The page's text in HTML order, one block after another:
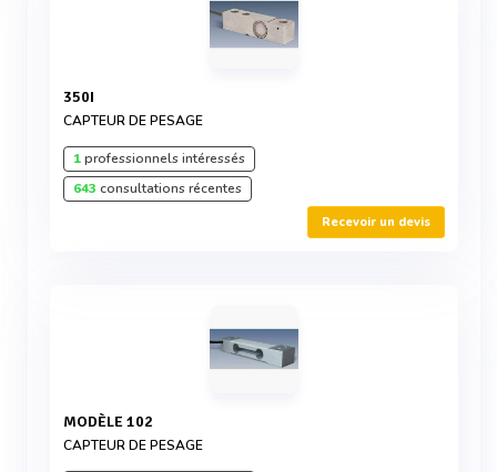
350I
CAPTEUR DE PESAGE
1professionnels intéressés
643 consultations récentes
Recevoir un devis
MODÈLE 102
CAPTEUR DE PESAGE